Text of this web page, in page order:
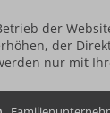
der
der
nur mit